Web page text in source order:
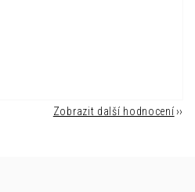
Zobrazit další hodnocení